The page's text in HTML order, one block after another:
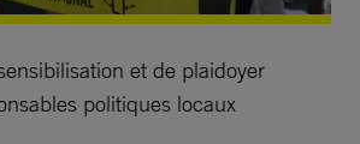
et de plaidoyer
politiques locaux